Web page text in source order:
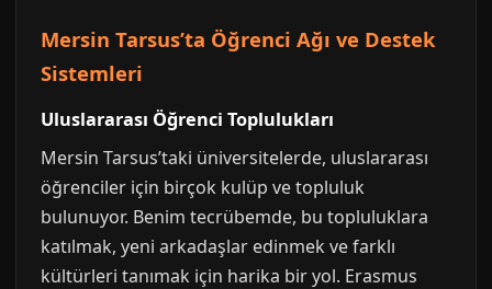
Mersin Tarsus’ta Öğrenci Ağı ve Destek
Sistemleri
Uluslararası Öğrenci Toplulukları
Mersin Tarsus’taki üniversitelerde, uluslararası
öğrenciler için birçok kulüp ve topluluk
bulunuyor. Benim tecrübemde, bu topluluklara
katılmak, yeni arkadaşlar edinmek ve farklı
kültürleri tanımak için harika bir yol. Erasmus